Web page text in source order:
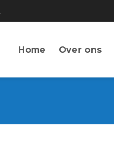
Home Over ons